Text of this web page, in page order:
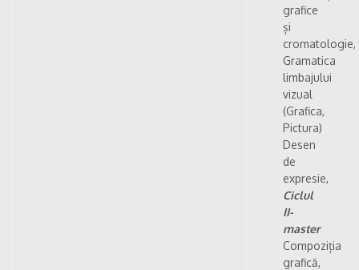
grafice
și
cromatologie,
Gramatica
limbajului
vizual
(Grafica,
Pictura)
Desen
de
expresie,
Ciclul
II-
master
Compoziția
grafică,